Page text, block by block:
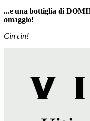
...e una bottiglia di
omaggio!
Cin cin!